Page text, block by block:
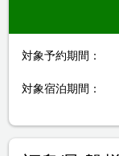
対象予約期間：
対象宿泊期間：